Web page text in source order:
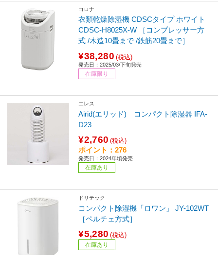
コロナ
衣類乾燥除湿機 CDSCタイプ ホワイト
CDSC-H8025X-W ［コンプレッサー方
式 /木造10畳まで /鉄筋20畳まで］
¥38,280 (税込)
発売日：2025/03/下旬発売
在庫限り
エレス
Airid(エリッド) コンパクト除湿器 IFA-
D23
¥2,760 (税込)
ポイント：276
発売日：2024年頃発売
在庫あり
ドリテック
コンパクト除湿機「ロワン」 JY-102WT
［ペルチェ方式］
¥5,280 (税込)
在庫あり